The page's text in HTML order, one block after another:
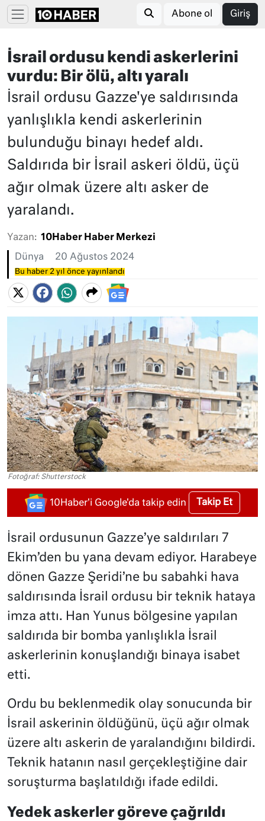
Abone ol Giriş
İsrail ordusu kendi askerlerini
vurdu: Bir ölü, altı yaralı
İsrail ordusu Gazze'ye saldırısında
yanlışlıkla kendi askerlerinin
bulunduğu binayı hedef aldı.
Saldırıda bir İsrail askeri öldü, üçü
ağır olmak üzere altı asker de
yaralandı.
Yazan: 10Haber Haber Merkezi
Dünya 20 Ağustos 2024
Bu haber 2 yıl önce yayınlandı
Fotoğraf: Shutterstock
10Haber'i Google'da takip edin Takip Et
İsrail ordusunun Gazze’ye saldırıları 7
Ekim’den bu yana devam ediyor. Harabeye
dönen Gazze Şeridi’ne bu sabahki hava
saldırısında İsrail ordusu bir teknik hataya
imza attı. Han Yunus bölgesine yapılan
saldırıda bir bomba yanlışlıkla İsrail
askerlerinin konuşlandığı binaya isabet
etti.
Ordu bu beklenmedik olay sonucunda bir
İsrail askerinin öldüğünü, üçü ağır olmak
üzere altı askerin de yaralandığını bildirdi.
Teknik hatanın nasıl gerçekleştiğine dair
soruşturma başlatıldığı ifade edildi.
Yedek askerler göreve çağrıldı